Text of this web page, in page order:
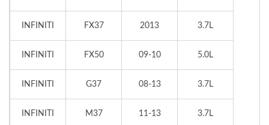
INFINITI FX37 2013 3.7L
INFINITI FX50 09-10 5.0L
INFINITI G37 08-13 3.7L
INFINITI M37 11-13 3.7L